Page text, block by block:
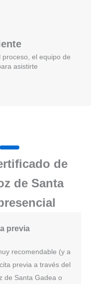
el equipo de
asistirte
de
de Santa
previa
recomendable (y a
previa a través del
de Santa Gadea o